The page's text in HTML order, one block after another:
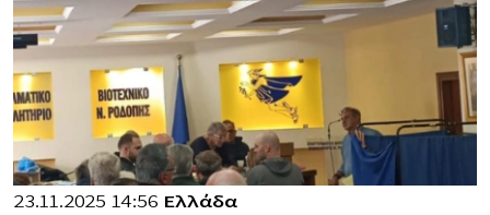
23.11.2025 14:56 Ελλάδα